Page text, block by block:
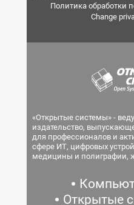
Политика обработки
Change
«Открытые системы» -
издательство,
для профессионалов и
сфере ИТ, цифровых
медицины и полиграфии,
Открытые